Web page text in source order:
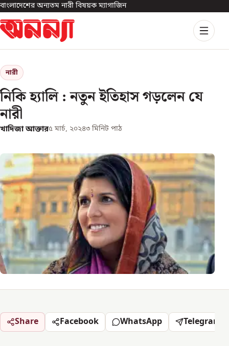
বাংলাদেশের অন্যতম নারী বিষয়ক ম্যাগাজিন
নারী
নিকি হ্যালি : নতুন ইতিহাস গড়লেন যে
নারী
খাদিজা আক্তার৫ মার্চ, ২০২৪৩ মিনিট পাঠ
Share Facebook WhatsApp Telegram